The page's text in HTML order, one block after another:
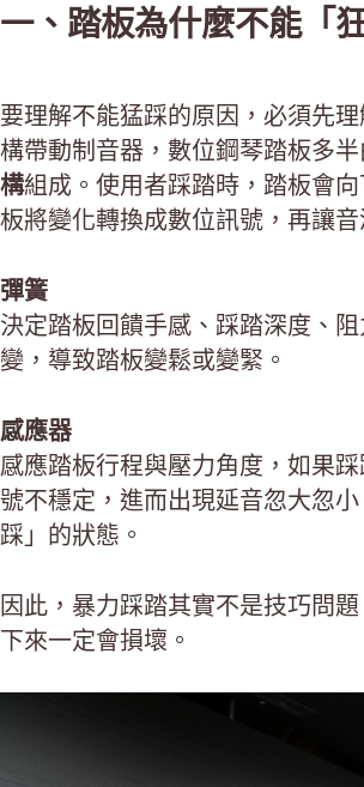
一、踏板為什麼不能「
要理解不能猛踩的原因，必須先理
構帶動制音器，數位鋼琴踏板多半
構組成。使用者踩踏時，踏板會
板將變化轉換成數位訊號，再讓
彈簧
決定踏板回饋手感、踩踏深度、
變，導致踏板變鬆或變緊。
感應器
感應踏板行程與壓力角度，如果
號不穩定，進而出現延音忽大忽
踩」的狀態。
因此，暴力踩踏其實不是技巧問
下來一定會損壞。